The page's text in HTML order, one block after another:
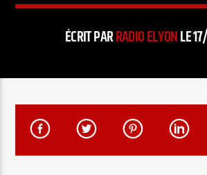
EN CE MOMENT
TITRE
ARTISTE
ÉCRIT PARRADIO ELYONLE